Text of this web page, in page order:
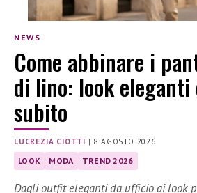
NEWS
Come abbinare i
di lino: look eleganti
subito
LUCREZIA CIOTTI | 8 AGOSTO 2026
LOOK MODA TREND 2026
Dagli outfit eleganti da ufficio ai look